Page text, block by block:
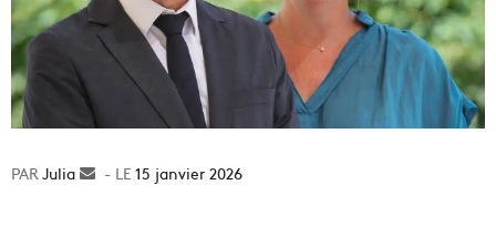
Julia
Envoyer15 janvier 2026